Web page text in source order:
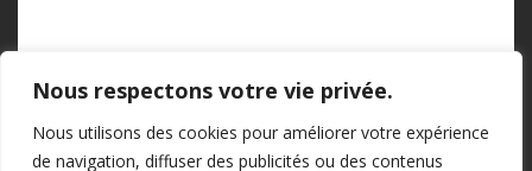
Nous respectons votre vie privée.
Nous utilisons des cookies pour améliorer votre expérience
de navigation, diffuser des publicités ou des contenus